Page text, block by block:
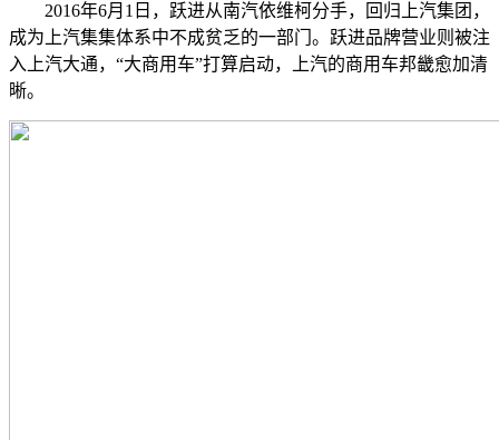
2016年6月1日，跃进从南汽依维柯分手，回归上汽集团，
成为上汽集集体系中不成贫乏的一部门。跃进品牌营业则被注
入上汽大通，“大商用车”打算启动，上汽的商用车邦畿愈加清
晰。